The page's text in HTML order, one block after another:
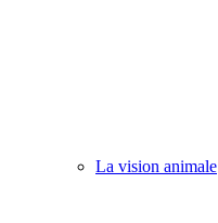
La vision animale